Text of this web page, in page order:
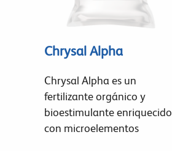
Chrysal Alpha
Chrysal Alpha es un
fertilizante orgánico y
bioestimulante enriquecido
con microelementos